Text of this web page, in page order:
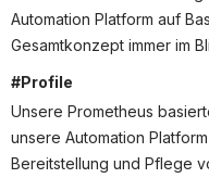
Automation Platform auf
Gesamtkonzept immer im
#Profile
Unsere Prometheus
unsere Automation
Bereitstellung und Pflege
Systemstatus
Jobs
Jobkategorien
Berufsfelder